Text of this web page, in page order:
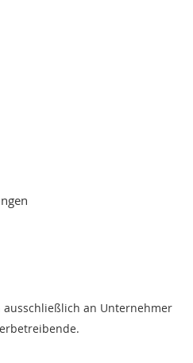
an Unternehmer